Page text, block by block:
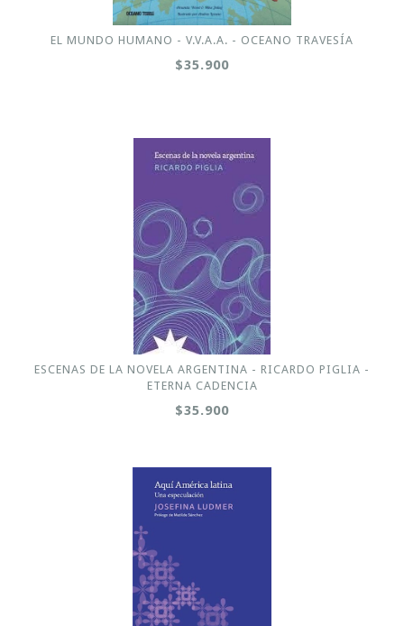
EL MUNDO HUMANO - V.V.A.A. - OCEANO TRAVESÍA
$35.900
ESCENAS DE LA NOVELA ARGENTINA - RICARDO PIGLIA -
ETERNA CADENCIA
$35.900